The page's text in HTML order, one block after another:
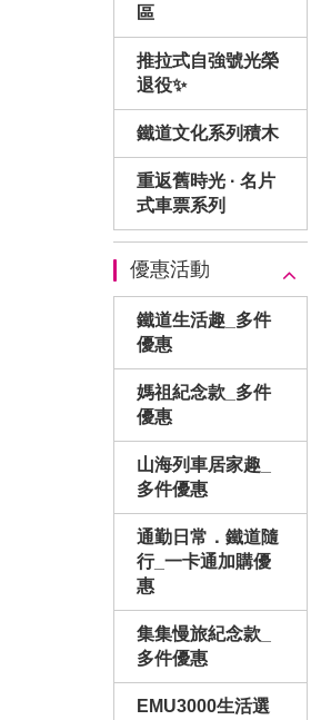
區
推拉式自強號光榮
退役✨
鐵道文化系列積木
重返舊時光 · 名片
式車票系列
優惠活動
鐵道生活趣_多件
優惠
媽祖紀念款_多件
優惠
山海列車居家趣_
多件優惠
通勤日常．鐵道隨
行_一卡通加購優
惠
集集慢旅紀念款_
多件優惠
EMU3000生活選